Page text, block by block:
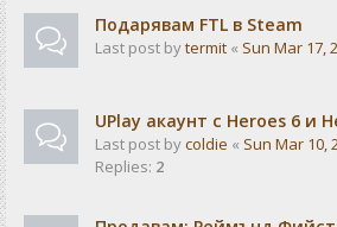
Подарявам FTL в Steam
Last post bytermit « Sun Mar 17,
UPlay акаунт с Heroes 6 и
Last post bycoldie « Sun Mar 10,
Replies: 2